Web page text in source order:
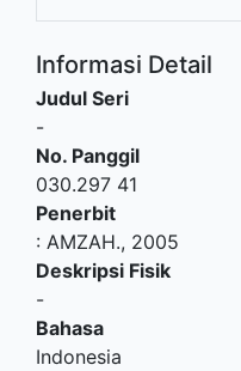
Informasi Detail
Judul Seri
-
No. Panggil
030.297 41
Penerbit
: AMZAH., 2005
Deskripsi Fisik
-
Bahasa
Indonesia